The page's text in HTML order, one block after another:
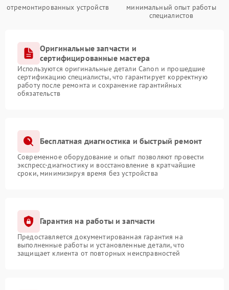
отремонтированных устройств
минимальный опыт работы
специалистов
Оригинальные запчасти и
сертифицированные мастера
Используются оригинальные детали Canon и прошедшие
сертификацию специалисты, что гарантирует корректную
работу после ремонта и сохранение гарантийных
обязательств
Бесплатная диагностика и быстрый ремонт
Современное оборудование и опыт позволяют провести
экспресс-диагностику и восстановление в кратчайшие
сроки, минимизируя время без устройства
Гарантия на работы и запчасти
Предоставляется документированная гарантия на
выполненные работы и установленные детали, что
защищает клиента от повторных неисправностей